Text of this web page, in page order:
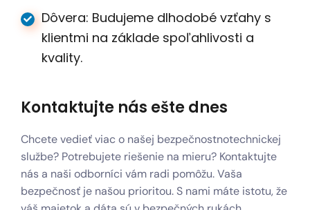
Dôvera: Budujeme dlhodobé vzťahy s
klientmi na základe spoľahlivosti a
kvality.
Kontaktujte nás ešte dnes
Chcete vedieť viac o našej bezpečnostnotechnickej
službe? Potrebujete riešenie na mieru? Kontaktujte
nás a naši odborníci vám radi pomôžu. Vaša
bezpečnosť je našou prioritou. S nami máte istotu, že